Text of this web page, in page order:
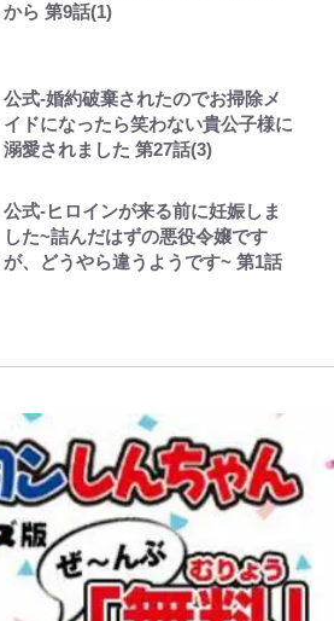
から 第9話(1)
公式-婚約破棄されたのでお掃除メ
イドになったら笑わない貴公子様に
溺愛されました 第27話(3)
公式-ヒロインが来る前に妊娠しま
した~詰んだはずの悪役令嬢です
が、どうやら違うようです~ 第1話
手？｣ブライトン帰還の三笘薫、同
ュテル可愛すぎ｣
浦和と千葉の首をかしげる主力放
手は【Jリーグ開幕｢初めての秋春
制｣の大激論】(4)
ンのコラボがスタート！ “別班饅
『ONE PIECE』今後の展開に絡ん
できそうな「意味深な表紙連載」
「自分の絵ごと、このジャンルはそ
ろそろ終わりかな」江口寿史が炎上
か…高級ブランドをやめ等身大の自
誹謗中傷も「『そうせざるを得ない
事情』がある」…山尾志桜里が
元衆院議員・山尾志桜里が語る誹謗
中傷動画…「計り知れない」切り抜
の田中みな実、ゴリゴリヒール着用
千葉雄大、ほっそりイケメン近影に
「顔パンパンだったのに」反響 視
オダウエダ植田、「2年半で56kg
増」130㎏ボディに驚きと心配 過
とを体感！ 登頂約10分でも大迫力
ポ【福島県福島市】
アユは「怒らせて掛ける」魚だっ
おもしろさを知る
やってはいけない！「キャンプツー
浅草は日本の心だゾ
ボンジュールでポンジュースだゾ
第3回 出版までの道のり・その2
レビュー『仮面家族』悠木シュン・
著